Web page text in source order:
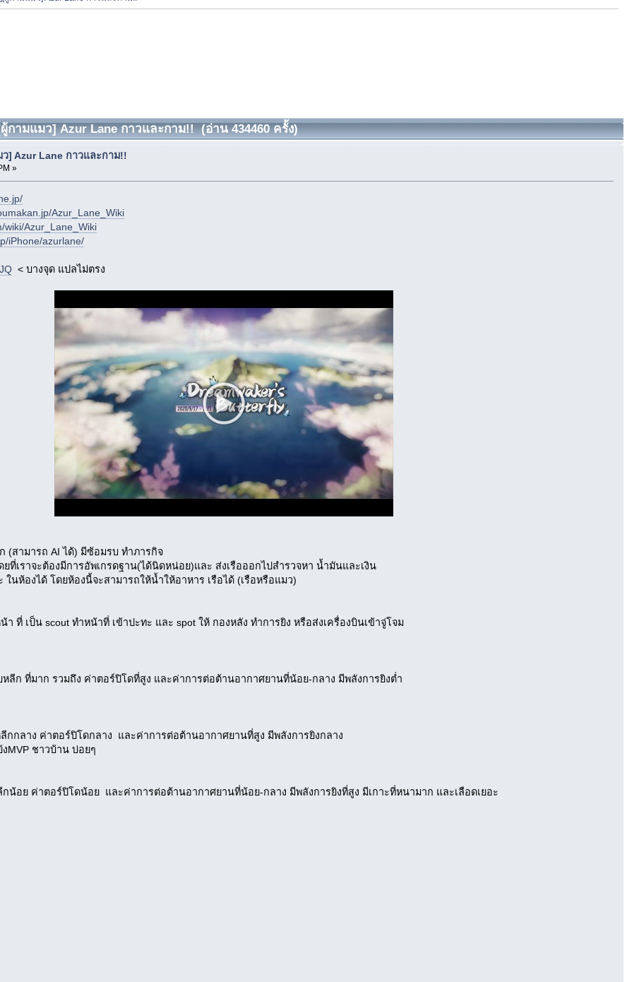
ามแมว] Azur Lane กาวและกาม!! (อ่าน 434460 ครั้ง)
] Azur Lane กาวและกาม!!
»
Azur_Lane_Wiki
wiki/Azur_Lane_Wiki
iPhone/azurlane/
< บางจุด แปลไม่ตรง
(สามารถ AI ได้) มีซ้อมรบ ทำภารกิจ
ที่เราจะต้องมีการอัพเกรดฐาน(ได้นิดหน่อย)และ ส่งเรือออกไปสำรวจหา น้ำมันและเงิน
นห้องได้ โดยห้องนี้จะสามารถให้น้ำให้อาหาร เรือได้ (เรือหรือแมว)
ที่ เป็น scout ทำหน้าที่ เข้าปะทะ และ spot ให้ กองหลัง ทำการยิง หรือส่งเครื่องบินเข้าจู่โจม
ลีก ที่มาก รวมถึง ค่าตอร์ปิโดที่สูง และค่าการต่อต้านอากาศยานที่น้อย-กลาง มีพลังการยิงต่ำ
กกลาง ค่าตอร์ปิโดกลาง และค่าการต่อต้านอากาศยานที่สูง มีพลังการยิงกลาง
MVP ชาวบ้าน บ่อยๆ
น้อย ค่าตอร์ปิโดน้อย และค่าการต่อต้านอากาศยานที่น้อย-กลาง มีพลังการยิงที่สูง มีเกาะที่หนามาก และเลือดเยอะ